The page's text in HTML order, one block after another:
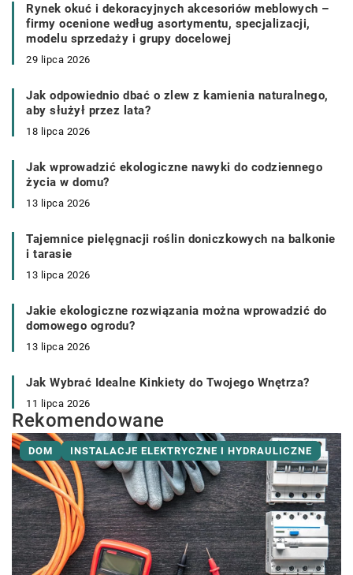
Rynek okuć i dekoracyjnych akcesoriów meblowych –
firmy ocenione według asortymentu, specjalizacji,
modelu sprzedaży i grupy docelowej
29 lipca 2026
Jak odpowiednio dbać o zlew z kamienia naturalnego,
aby służył przez lata?
18 lipca 2026
Jak wprowadzić ekologiczne nawyki do codziennego
życia w domu?
13 lipca 2026
Tajemnice pielęgnacji roślin doniczkowych na balkonie
i tarasie
13 lipca 2026
Jakie ekologiczne rozwiązania można wprowadzić do
domowego ogrodu?
13 lipca 2026
Jak Wybrać Idealne Kinkiety do Twojego Wnętrza?
11 lipca 2026
Rekomendowane
DOM INSTALACJE ELEKTRYCZNE I HYDRAULICZNE